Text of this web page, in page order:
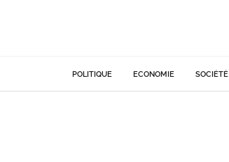
POLITIQUE ECONOMIE SOCIÉTÉ